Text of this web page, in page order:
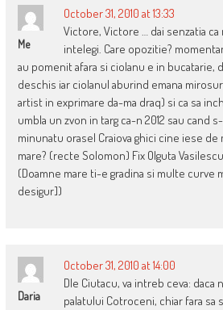
Me
October 31, 2010 at 13:33
Victore, Victore … dai senzatia
intelegi. Care opozitie?
au pomenit afara si ciolanu e in bucatarie,
deschis iar ciolanul aburind emana
artist in exprimare da-ma draq) si ca sa
umbla un zvon in targ ca-n 2012 sau cand
minunatu orasel Craiova ghici cine iese
mare? (recte Solomon) Fix Olguta
(Doamne mare ti-e gradina si multe curve
desigur])
Daria
October 31, 2010 at 14:00
Dle Ciutacu, va intreb ceva: daca
palatului Cotroceni, chiar fara sa